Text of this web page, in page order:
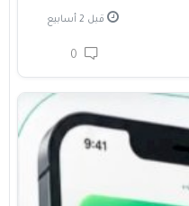
قبل 2 أسابيع